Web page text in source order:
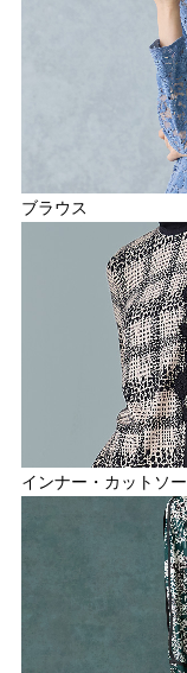
ブラウス
インナー・カットソー